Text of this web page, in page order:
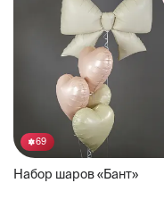
69
Набор шаров «Бант»